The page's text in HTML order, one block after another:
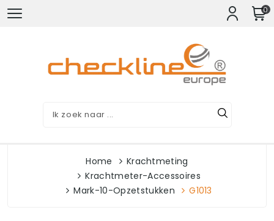
0
Home
Krachtmeting
Krachtmeter-Accessoires
Mark-10-Opzetstukken
G1013